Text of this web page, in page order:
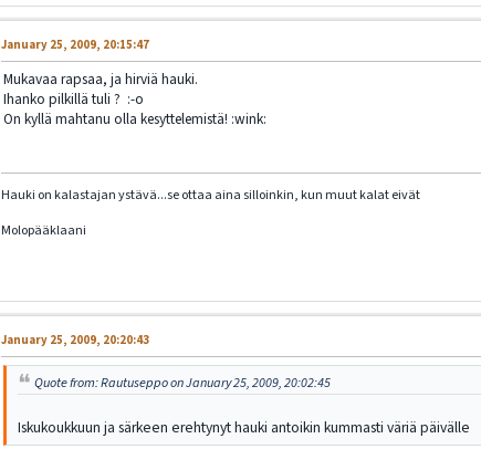
January 25, 2009, 20:15:47
Mukavaa rapsaa, ja hirviä hauki.
Ihanko pilkillä tuli ? :-o
On kyllä mahtanu olla kesyttelemistä! :wink:
Hauki on kalastajan ystävä...se ottaa aina silloinkin, kun muut kalat eivät
Molopääklaani
January 25, 2009, 20:20:43
Quote from: Rautuseppo on January 25, 2009, 20:02:45
Iskukoukkuun ja särkeen erehtynyt hauki antoikin kummasti väriä päivälle